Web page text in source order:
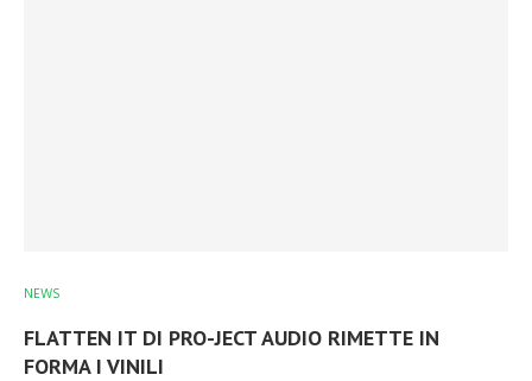
NEWS
FLATTEN IT DI PRO-JECT AUDIO RIMETTE IN
FORMA I VINILI